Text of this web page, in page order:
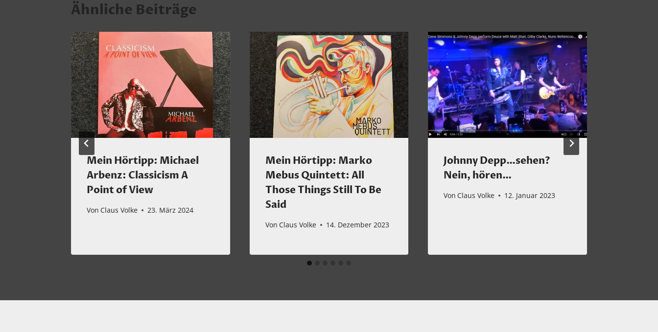
Ähnliche Beiträge
Mein Hörtipp: Michael
Arbenz: Classicism A
Point of View
Von Claus Volke 23. März 2024
Mein Hörtipp: Marko
Mebus Quintett: All
Those Things Still To Be
Said
Von Claus Volke 14. Dezember 2023
Johnny Depp…sehen?
Nein, hören…
Von Claus Volke 12. Januar 2023